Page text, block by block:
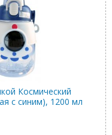
Космический
с синим), 1200 мл